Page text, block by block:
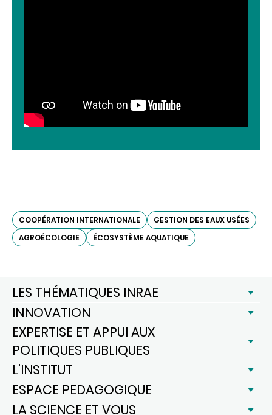
COOPÉRATION INTERNATIONALE
GESTION DES EAUX USÉES
AGROÉCOLOGIE
ÉCOSYSTÈME AQUATIQUE
LES THÉMATIQUES INRAE
INNOVATION
EXPERTISE ET APPUI AUX
POLITIQUES PUBLIQUES
L'INSTITUT
ESPACE PEDAGOGIQUE
LA SCIENCE ET VOUS